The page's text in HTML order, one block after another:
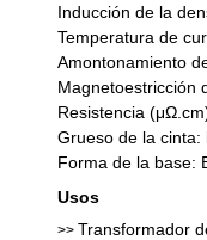
Inducción de la
Temperatura de
Amontonamiento
Magnetoestricción
Resistencia
Grueso de la cinta:
Forma de la base:
Usos
>> Transformador